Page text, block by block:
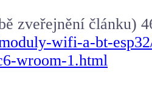
zveřejnění článku)
wifi-a-bt-
wroom-1.html